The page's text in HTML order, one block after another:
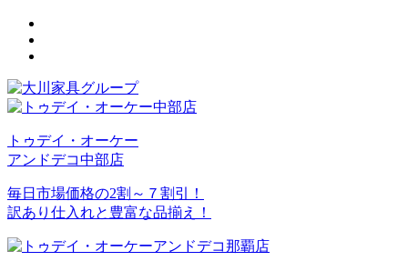
トゥデイ・オーケー
アンドデコ中部店
毎日市場価格の2割～７割引！
訳あり仕入れと豊富な品揃え！